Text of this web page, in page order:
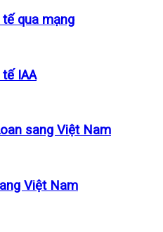
qua mạng
IAA
sang Việt Nam
Việt Nam